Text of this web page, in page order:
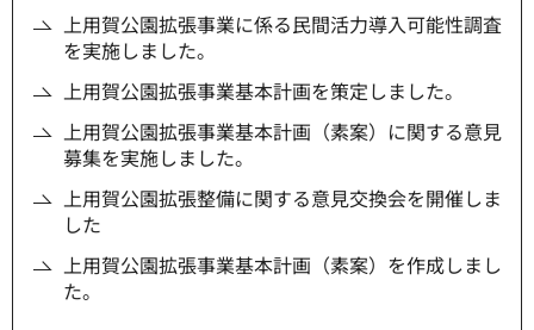
上用賀公園拡張事業に係る民間活力導入可能性調査
を実施しました。
上用賀公園拡張事業基本計画を策定しました。
上用賀公園拡張事業基本計画（素案）に関する意見
募集を実施しました。
上用賀公園拡張整備に関する意見交換会を開催しま
した
上用賀公園拡張事業基本計画（素案）を作成しまし
た。